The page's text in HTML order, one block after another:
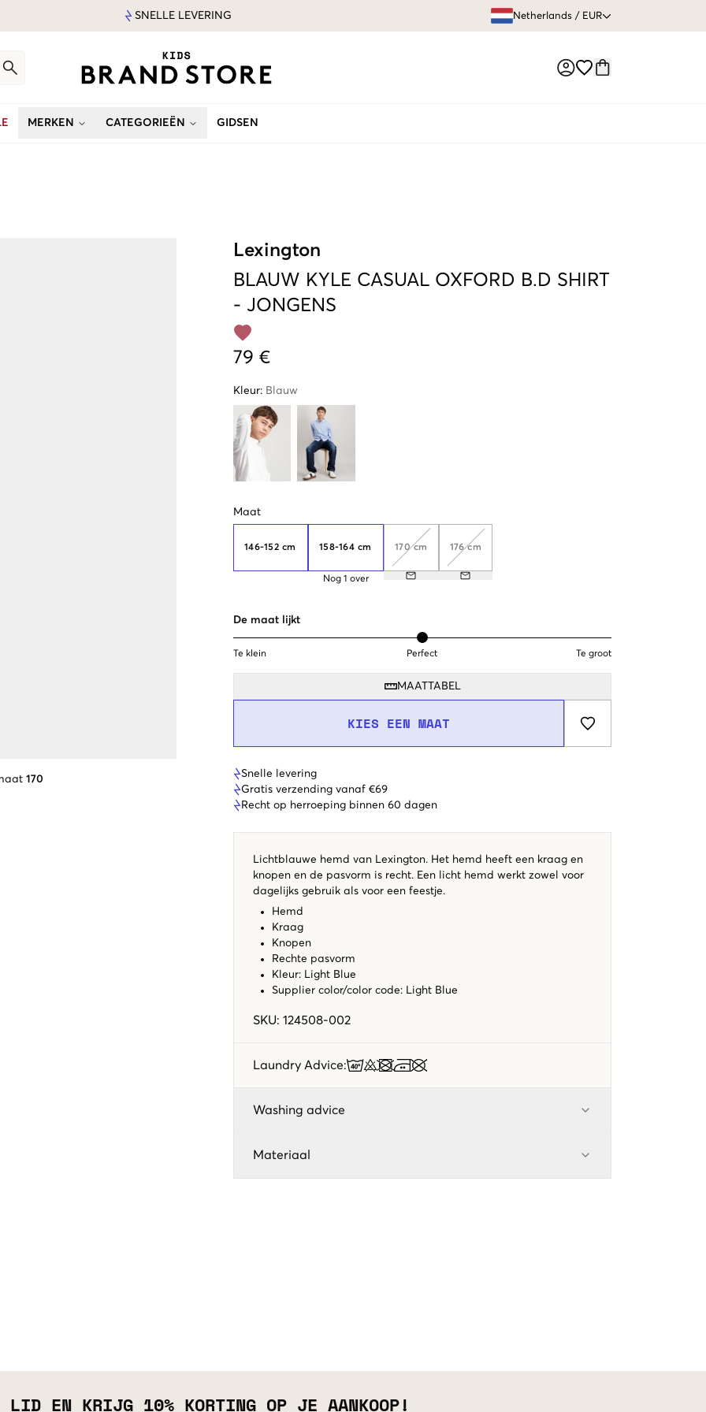
SNELLE LEVERING Netherlands / EUR
MERKEN CATEGORIEËN GIDSEN
170
Lexington
BLAUW KYLE CASUAL OXFORD B.D SHIRT
- JONGENS
79 €
Kleur: Blauw
Maat
146-152 cm 158-164 cm
Nog 1 over
170 cm 176 cm
De maat lijkt
Te klein Perfect Te groot
MAATTABEL
KIES EEN MAAT
Snelle levering
Gratis verzending vanaf €69
Recht op herroeping binnen 60 dagen
Lichtblauwe hemd van Lexington. Het hemd heeft een kraag en
knopen en de pasvorm is recht. Een licht hemd werkt zowel voor
dagelijks gebruik als voor een feestje.
Hemd
Kraag
Knopen
Rechte pasvorm
Kleur: Light Blue
Supplier color/color code: Light Blue
SKU: 124508-002
Laundry Advice:
Washing advice
Materiaal
LID EN KRIJG 10% KORTING OP JE AANKOOP!